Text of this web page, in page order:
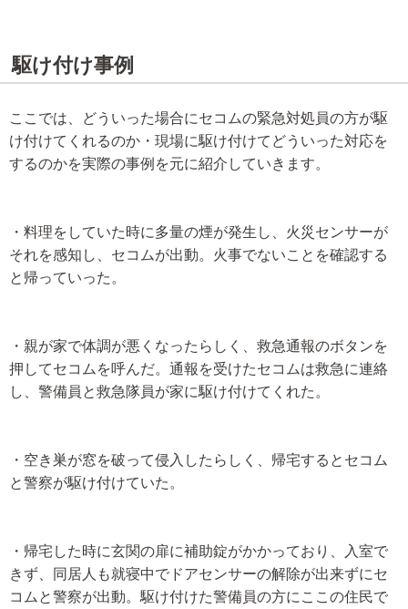
駆け付け事例
ここでは、どういった場合にセコムの緊急対処員の方が駆
け付けてくれるのか・現場に駆け付けてどういった対応を
するのかを実際の事例を元に紹介していきます。
・料理をしていた時に多量の煙が発生し、火災センサーが
それを感知し、セコムが出動。火事でないことを確認する
と帰っていった。
・親が家で体調が悪くなったらしく、救急通報のボタンを
押してセコムを呼んだ。通報を受けたセコムは救急に連絡
し、警備員と救急隊員が家に駆け付けてくれた。
・空き巣が窓を破って侵入したらしく、帰宅するとセコム
と警察が駆け付けていた。
・帰宅した時に玄関の扉に補助錠がかかっており、入室で
きず、同居人も就寝中でドアセンサーの解除が出来ずにセ
コムと警察が出動。駆け付けた警備員の方にここの住民で